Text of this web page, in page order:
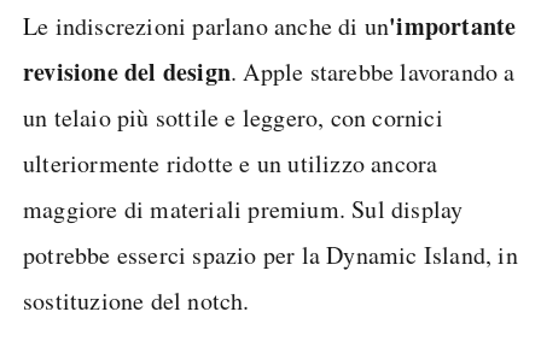
Le indiscrezioni parlano anche di un'importante
revisione del design. Apple starebbe lavorando a
un telaio più sottile e leggero, con cornici
ulteriormente ridotte e un utilizzo ancora
maggiore di materiali premium. Sul display
potrebbe esserci spazio per la Dynamic Island, in
sostituzione del notch.